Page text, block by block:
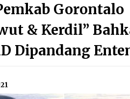
Gorontalo
& Kerdil”
Dipandang